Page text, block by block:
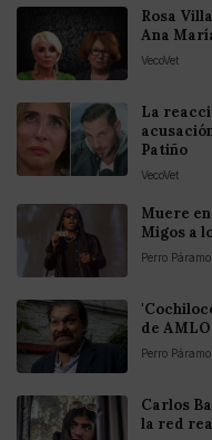
Rosa
Ana
VecoVet
La
Patiño
VecoVet
Muere
Migos a
Perro Páramo
de
Perro Páramo
Carlos
la red